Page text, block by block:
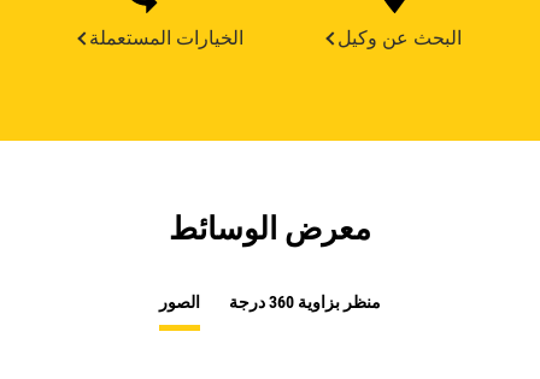
الخيارات المستعملة البحث عن وكيل
معرض الوسائط
الصور منظر بزاوية 360 درجة